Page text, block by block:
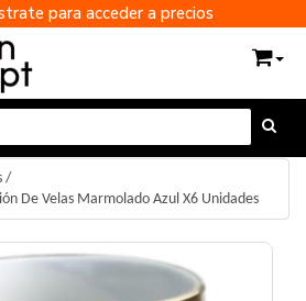
para acceder a precios
/
De Velas Marmolado Azul X6 Unidades